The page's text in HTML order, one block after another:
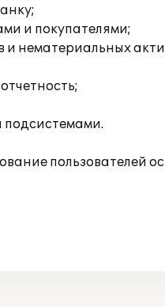
и покупателями;
и нематериальных
подсистемами.
пользователей